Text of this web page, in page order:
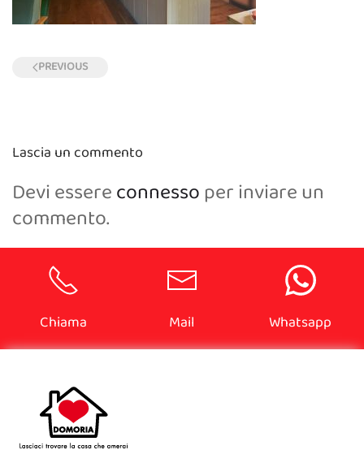
PREVIOUS
Lascia un commento
Devi essereconnessoper inviare un
commento.
Chiama Mail Whatsapp